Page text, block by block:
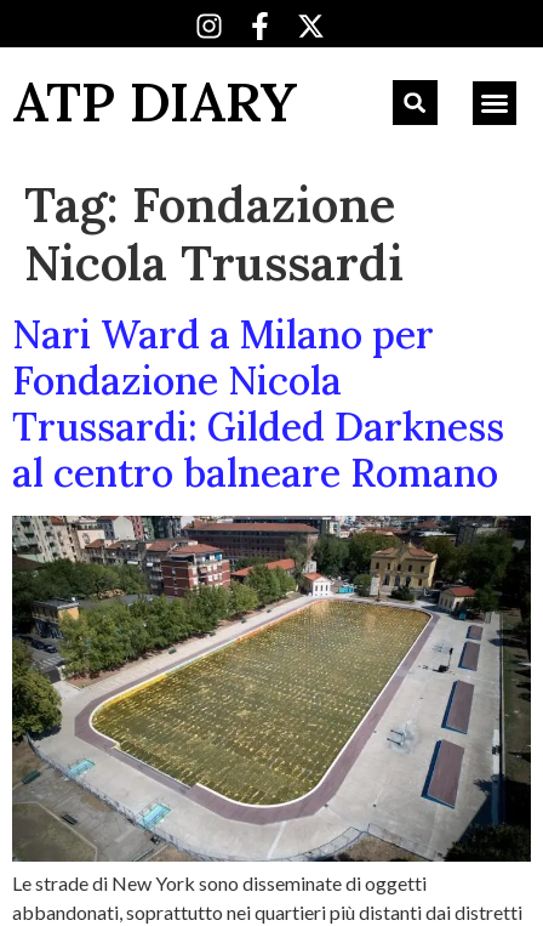
ATP DIARY
Tag: Fondazione
Nicola Trussardi
Nari Ward a Milano per
Fondazione Nicola
Trussardi: Gilded Darkness
al centro balneare Romano
Le strade di New York sono disseminate di oggetti
abbandonati, soprattutto nei quartieri più distanti dai distretti